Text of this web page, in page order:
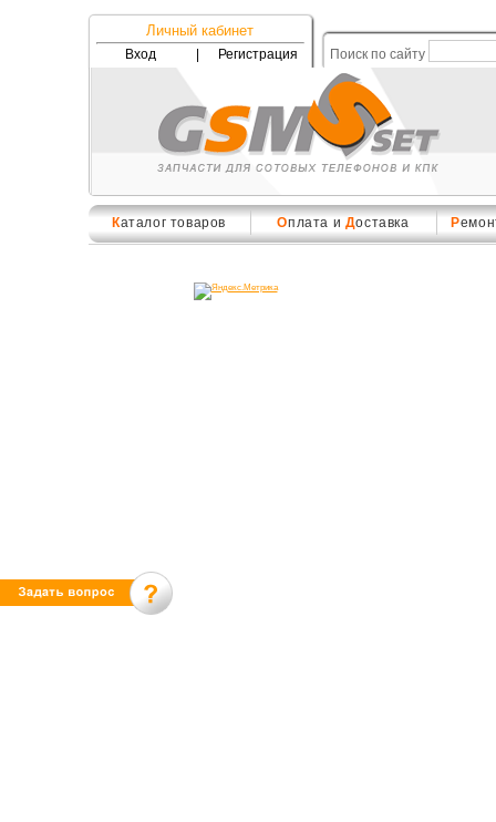
Личный кабинет
Вход Регистрация Поиск по сайту
Каталог товаров Оплата и Доставка Р